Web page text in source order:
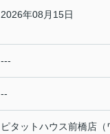
2026年08月15日
---
--
ピタットハウス前橋店（